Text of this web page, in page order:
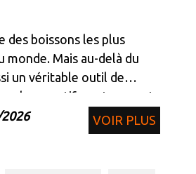
des boissons les plus
monde. Mais au-delà du
un véritable outil de
les sportifs, notamment
VOIR PLUS